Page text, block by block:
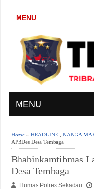
MENU
MENU
Home» HEADLINE, NANGA
APBDes Desa Tembaga
Bhabinkamtibmas
Desa Tembaga
Humas Polres Sekadau